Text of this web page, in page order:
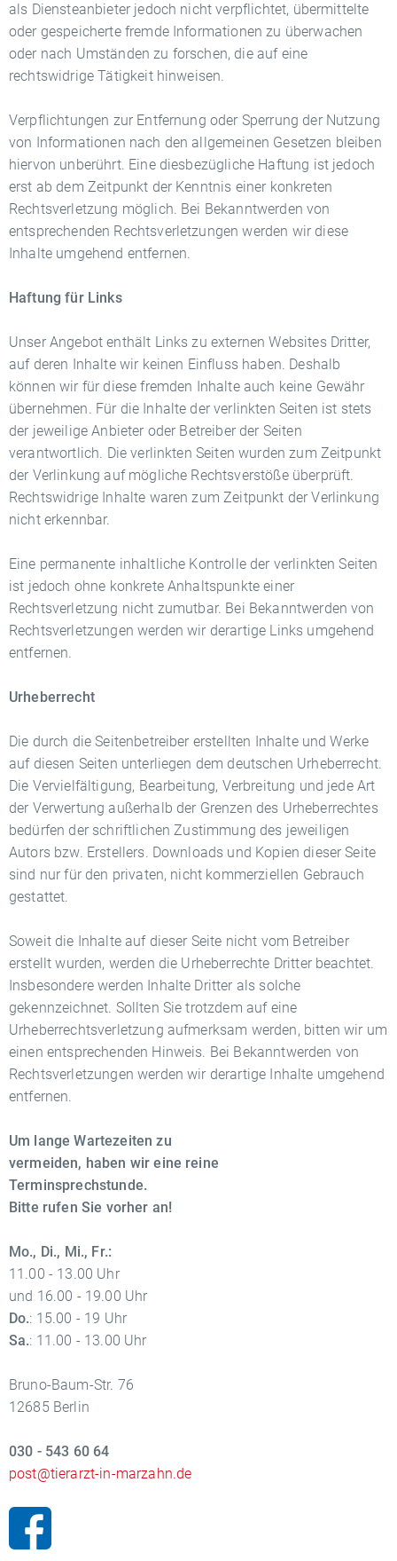
als Diensteanbieter jedoch nicht verpflichtet, übermittelte
oder gespeicherte fremde Informationen zu überwachen
oder nach Umständen zu forschen, die auf eine
rechtswidrige Tätigkeit hinweisen.
Verpflichtungen zur Entfernung oder Sperrung der Nutzung
von Informationen nach den allgemeinen Gesetzen bleiben
hiervon unberührt. Eine diesbezügliche Haftung ist jedoch
erst ab dem Zeitpunkt der Kenntnis einer konkreten
Rechtsverletzung möglich. Bei Bekanntwerden von
entsprechenden Rechtsverletzungen werden wir diese
Inhalte umgehend entfernen.
Haftung für Links
Unser Angebot enthält Links zu externen Websites Dritter,
auf deren Inhalte wir keinen Einfluss haben. Deshalb
können wir für diese fremden Inhalte auch keine Gewähr
übernehmen. Für die Inhalte der verlinkten Seiten ist stets
der jeweilige Anbieter oder Betreiber der Seiten
verantwortlich. Die verlinkten Seiten wurden zum Zeitpunkt
der Verlinkung auf mögliche Rechtsverstöße überprüft.
Rechtswidrige Inhalte waren zum Zeitpunkt der Verlinkung
nicht erkennbar.
Eine permanente inhaltliche Kontrolle der verlinkten Seiten
ist jedoch ohne konkrete Anhaltspunkte einer
Rechtsverletzung nicht zumutbar. Bei Bekanntwerden von
Rechtsverletzungen werden wir derartige Links umgehend
entfernen.
Urheberrecht
Die durch die Seitenbetreiber erstellten Inhalte und Werke
auf diesen Seiten unterliegen dem deutschen Urheberrecht.
Die Vervielfältigung, Bearbeitung, Verbreitung und jede Art
der Verwertung außerhalb der Grenzen des Urheberrechtes
bedürfen der schriftlichen Zustimmung des jeweiligen
Autors bzw. Erstellers. Downloads und Kopien dieser Seite
sind nur für den privaten, nicht kommerziellen Gebrauch
gestattet.
Soweit die Inhalte auf dieser Seite nicht vom Betreiber
erstellt wurden, werden die Urheberrechte Dritter beachtet.
Insbesondere werden Inhalte Dritter als solche
gekennzeichnet. Sollten Sie trotzdem auf eine
Urheberrechtsverletzung aufmerksam werden, bitten wir um
einen entsprechenden Hinweis. Bei Bekanntwerden von
Rechtsverletzungen werden wir derartige Inhalte umgehend
entfernen.
Um lange Wartezeiten zu
vermeiden, haben wir eine reine
Terminsprechstunde.
Bitte rufen Sie vorher an!
Mo., Di., Mi., Fr.:
11.00 - 13.00 Uhr
und 16.00 - 19.00 Uhr
Do.: 15.00 - 19 Uhr
Sa.: 11.00 - 13.00 Uhr
Bruno-Baum-Str. 76
12685 Berlin
030 - 543 60 64
post@tierarzt-in-marzahn.de